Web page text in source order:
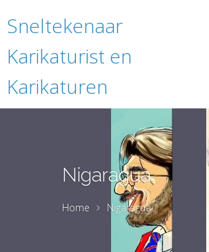
Sneltekenaar
Karikaturist en
Karikaturen
Nigaragua
Home Nigaragua